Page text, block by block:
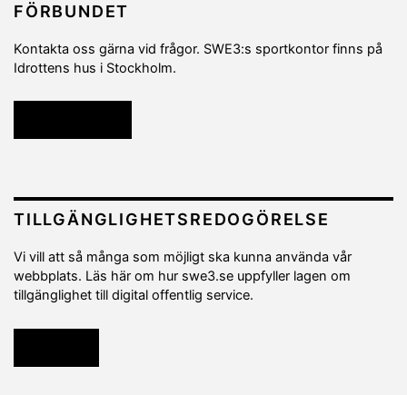
FÖRBUNDET
Kontakta oss gärna vid frågor. SWE3:s sportkontor finns på
Idrottens hus i Stockholm.
TILLGÄNGLIGHETSREDOGÖRELSE
Vi vill att så många som möjligt ska kunna använda vår
webbplats. Läs här om hur swe3.se uppfyller lagen om
tillgänglighet till digital offentlig service.